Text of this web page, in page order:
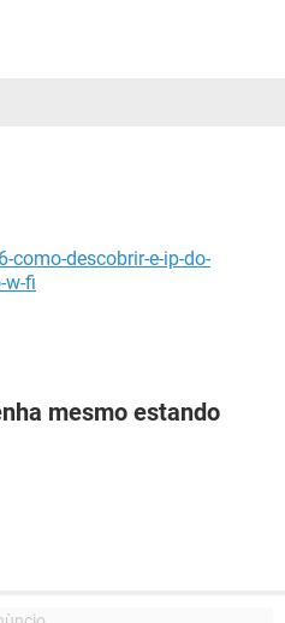
descobrir-e-ip-do-
w-fi
mesmo estando